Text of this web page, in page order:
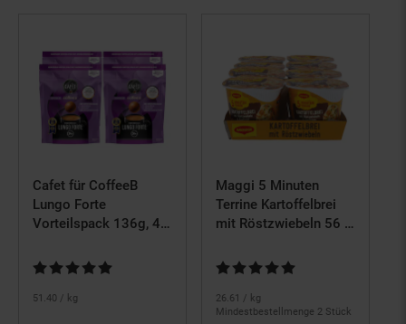
Cafet für CoffeeB
Lungo Forte
Vorteilspack 136g, 4er
Kundenbewertung: 4,86 von 5 Sternen
51.40 / kg
Maggi 5 Minuten
Terrine Kartoffelbrei
mit Röstzwiebeln 56 g,
Kundenbewertung: 4,81 von 5
26.61 / kg
Mindestbestellmenge 2 Stück